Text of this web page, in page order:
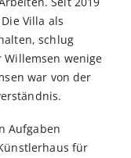
Villa als
schlug
Willemsen wenige
war von der
Aufgaben
für